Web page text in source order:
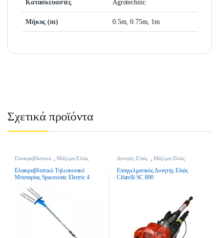
Κατασκευαστές Agrotechnic
Μήκος (m) 0.5m, 0.75m, 1m
Σχετικά προϊόντα
Ελαιοραβδιστικά ,Μάζεμα Ελιάς
Ελαιοραβδιστικό Τηλεσκοπικό
Μπαταρίας Spacesonic Electric 4
Δονητές Ελιάς Μάζεμα Ελιάς
Επαγγελματικός Δονητής Ελιάς
Cifarelli SC 800